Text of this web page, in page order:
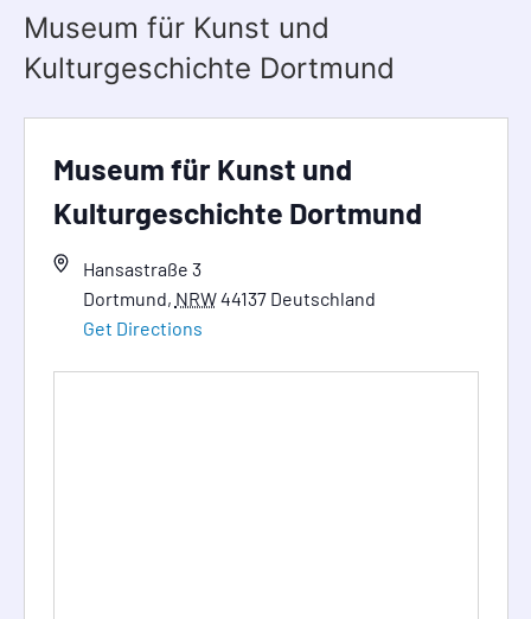
Museum für Kunst und
Kulturgeschichte Dortmund
Museum für Kunst und
Kulturgeschichte Dortmund
Hansastraße 3
Dortmund, NRW44137 Deutschland
Get Directions